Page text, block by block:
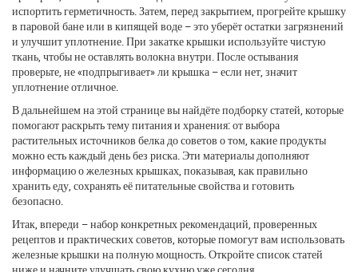
испортить герметичность. Затем, перед закрытием, прогрейте крышку
в паровой бане или в кипящей воде – это уберёт остатки загрязнений
и улучшит уплотнение. При закатке крышки используйте чистую
ткань, чтобы не оставлять волокна внутри. После остывания
проверьте, не «подпрыгивает» ли крышка – если нет, значит
уплотнение отличное.
В дальнейшем на этой странице вы найдёте подборку статей, которые
помогают раскрыть тему питания и хранения: от выбора
растительных источников белка до советов о том, какие продукты
можно есть каждый день без риска. Эти материалы дополняют
информацию о железных крышках, показывая, как правильно
хранить еду, сохранять её питательные свойства и готовить
безопасно.
Итак, впереди – набор конкретных рекомендаций, проверенных
рецептов и практических советов, которые помогут вам использовать
железные крышки на полную мощность. Откройте список статей